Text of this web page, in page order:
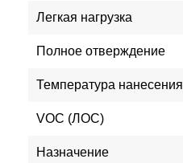
Легкая нагрузка
Полное отверждение
Температура нанесения
VOC (ЛОС)
Назначение